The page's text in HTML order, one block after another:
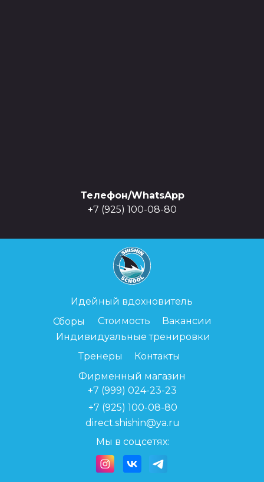
Телефон/WhatsApp
+7 (925) 100-08-80
direct.shishin@ya.ru
+7 (999) 024-23-23
+7 (925) 100-08-80
Мы в соцсетях:
Идейный вдохновитель
Стоимость
Вакансии
Фирменный магазин
Сборы
Тренеры Контакты
Индивидуальные тренировки